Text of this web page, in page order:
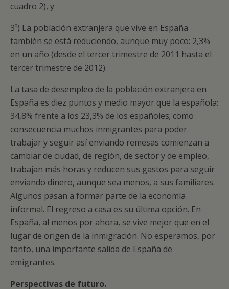
cuadro 2), y
3º) La población extranjera que vive en España
también se está reduciendo, aunque muy poco: 2,3%
en un año (desde el tercer trimestre de 2011 hasta el
tercer trimestre de 2012).
La tasa de desempleo de la población extranjera en
España es diez puntos y medio mayor que la española:
34,8% frente a los 23,3% de los españoles; como
consecuencia muchos inmigrantes para poder
trabajar y seguir así enviando remesas comienzan a
cambiar de ciudad, de región, de sector y de empleo,
trabajan más horas y reducen sus gastos para seguir
enviando dinero, aunque sea menos, a sus familiares.
Algunos pasan a formar parte de la economía
informal. El regreso a casa es su última opción. En
España, al menos por ahora, se vive mejor que en el
lugar de origen de la inmigración. No esperamos, por
tanto, una importante salida de España de
emigrantes.
Perspectivas de futuro.